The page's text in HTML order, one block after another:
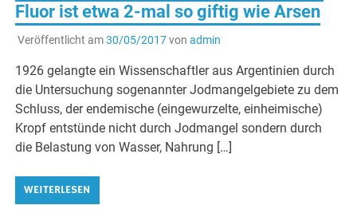
Fluor ist etwa 2-mal so giftig wie Arsen
Veröffentlicht am30/05/2017von admin
1926 gelangte ein Wissenschaftler aus Argentinien durch
die Untersuchung sogenannter Jodmangelgebiete zu dem
Schluss, der endemische (eingewurzelte, einheimische)
Kropf entstünde nicht durch Jodmangel sondern durch
die Belastung von Wasser, Nahrung […]
WEITERLESEN